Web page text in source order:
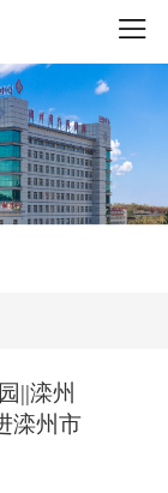
||滦州
滦州市